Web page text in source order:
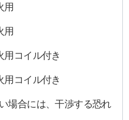
用
用
用コイル付き
用コイル付き
場合には、干渉する恐れ